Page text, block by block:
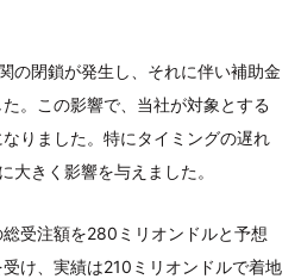
の閉鎖が発生し、それに伴い補助金
。この影響で、当社が対象とする
りました。特にタイミングの遅れ
大きく影響を与えました。
受注額を280ミリオンドルと予想
け、実績は210ミリオンドルで着地